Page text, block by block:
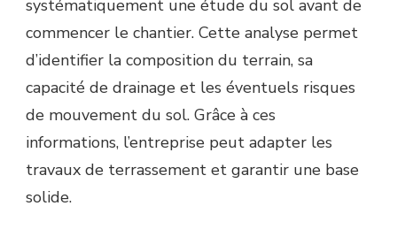
systématiquement une étude du sol avant de
commencer le chantier. Cette analyse permet
d’identifier la composition du terrain, sa
capacité de drainage et les éventuels risques
de mouvement du sol. Grâce à ces
informations, l’entreprise peut adapter les
travaux de terrassement et garantir une base
solide.